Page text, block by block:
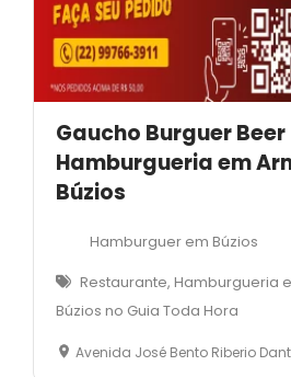
Gaucho Burguer Beer
Hamburgueria em
Búzios
Hamburguer em Búzios
Restaurante, Hamburgueria
Búzios no Guia Toda Hora
Avenida José Bento Riberio Dantas, 2523 - Manguinhos -Armação dos Búzios